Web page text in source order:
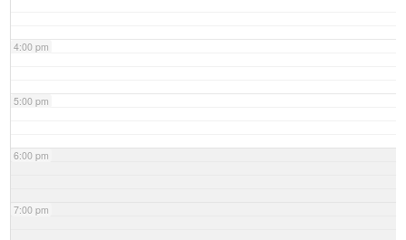
4:00 pm
5:00 pm
6:00 pm
7:00 pm